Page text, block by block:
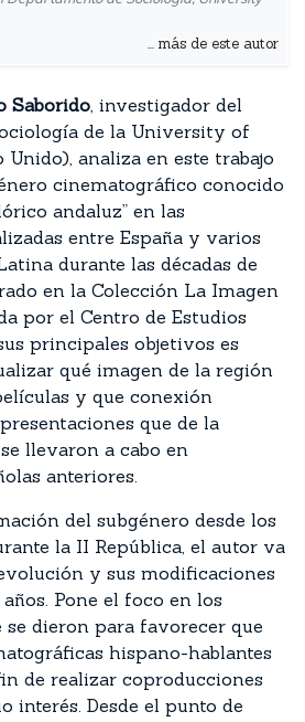
... más de este autor
Saborido, investigador del
de la University of
analiza en este trabajo
cinematográfico conocido
andaluz” en las
entre España y varios
durante las décadas de
en la Colección La Imagen
por el Centro de Estudios
principales objetivos es
qué imagen de la región
y que conexión
que de la
llevaron a cabo en
anteriores.
del subgénero desde los
la II República, el autor va
y sus modificaciones
Pone el foco en los
se dieron para favorecer que
hispano-hablantes
de realizar coproducciones
interés. Desde el punto de